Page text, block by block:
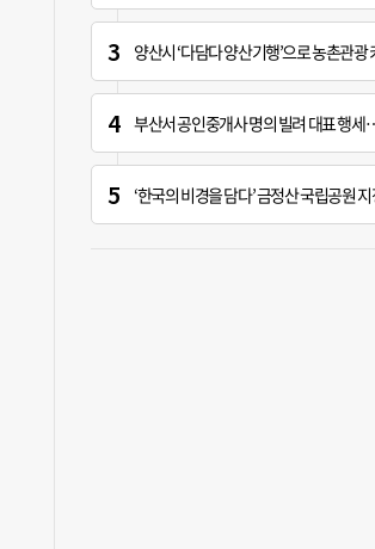
양산시 ‘다담다 양산기행’으로 농촌관광
부산서 공인중개사 명의 빌려 대표 행세… 수억 원 챙긴 60대
‘한국의 비경을 담다’ 금정산 국립공원 지정 기념